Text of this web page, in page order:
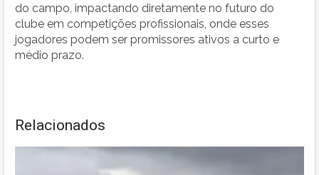
do campo, impactando diretamente no futuro do
clube em competições profissionais, onde esses
jogadores podem ser promissores ativos a curto e
médio prazo.
Relacionados